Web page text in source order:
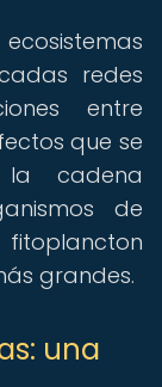
redes
entre
que se
cadena
de
grandes.
una